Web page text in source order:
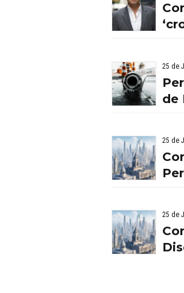
en
en
25 de
de
25 de
25 de